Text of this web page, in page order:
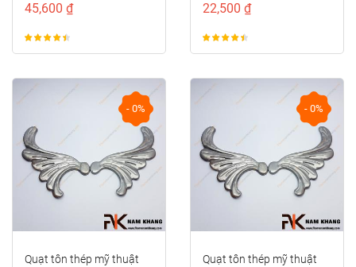
45,600 ₫ 22,500 ₫
- 0%
Quạt tôn thép mỹ thuật
- 0%
Quạt tôn thép mỹ thuật